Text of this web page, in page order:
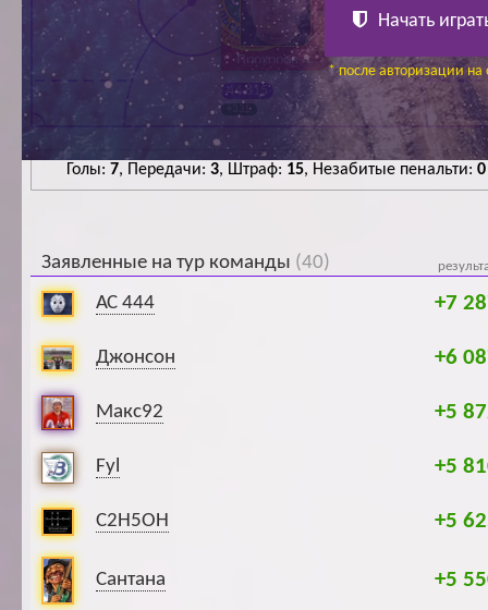
Начать
* после авторизации на
Прохоров А.
44 815
+335
Голы: 7, Передачи: 3, Штраф: 15, Незабитые пенальти: 0
Заявленные на тур команды (40)
АС 444 +7
Джонсон +6
Макс92 +5
Fyl +5
C2H5OH +5
Сантана +5